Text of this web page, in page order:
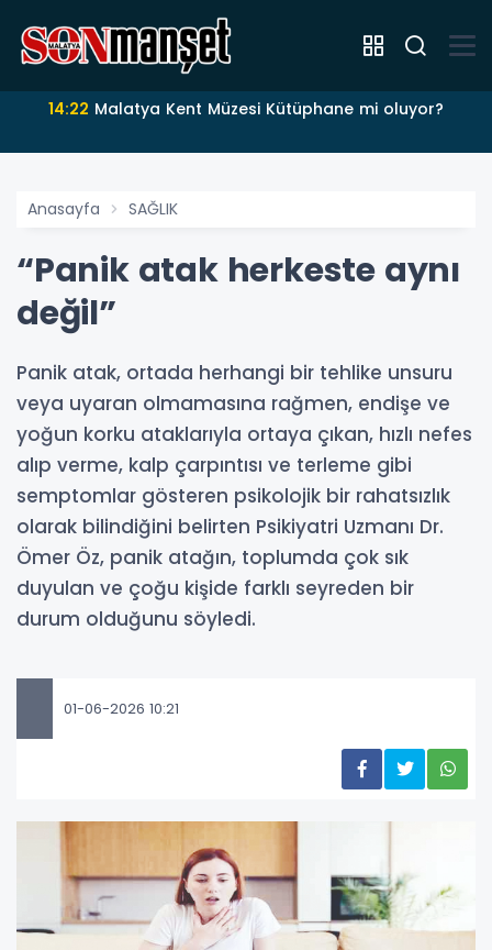
14:22 Malatya Kent Müzesi Kütüphane mi oluyor?
Anasayfa SAĞLIK
“Panik atak herkeste aynı
değil”
Panik atak, ortada herhangi bir tehlike unsuru
veya uyaran olmamasına rağmen, endişe ve
yoğun korku ataklarıyla ortaya çıkan, hızlı nefes
alıp verme, kalp çarpıntısı ve terleme gibi
semptomlar gösteren psikolojik bir rahatsızlık
olarak bilindiğini belirten Psikiyatri Uzmanı Dr.
Ömer Öz, panik atağın, toplumda çok sık
duyulan ve çoğu kişide farklı seyreden bir
durum olduğunu söyledi.
01-06-2026 10:21